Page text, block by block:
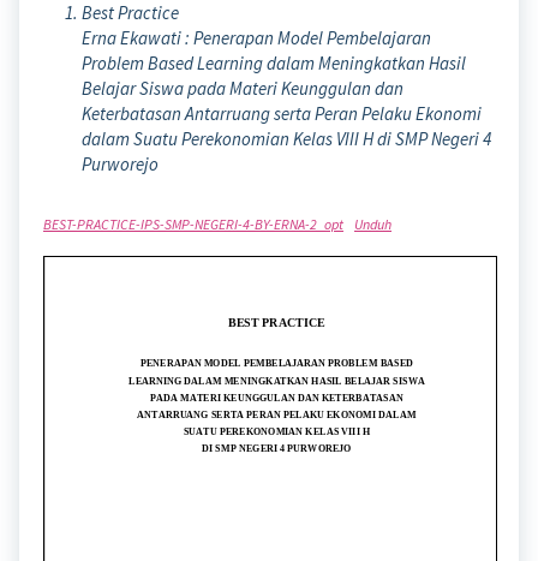
Best Practice
Erna Ekawati : Penerapan Model Pembelajaran
Problem Based Learning dalam Meningkatkan Hasil
Belajar Siswa pada Materi Keunggulan dan
Keterbatasan Antarruang serta Peran Pelaku Ekonomi
dalam Suatu Perekonomian Kelas VIII H di SMP Negeri 4
Purworejo
BEST-PRACTICE-IPS-SMP-NEGERI-4-BY-ERNA-2_opt Unduh